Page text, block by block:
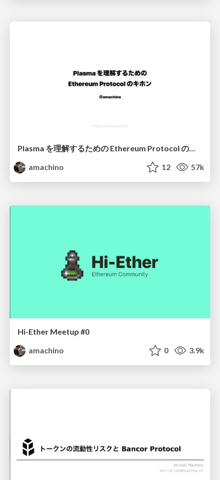
amachino
12 57k
Hi-Ether Meetup #0
amachino
0 3.9k